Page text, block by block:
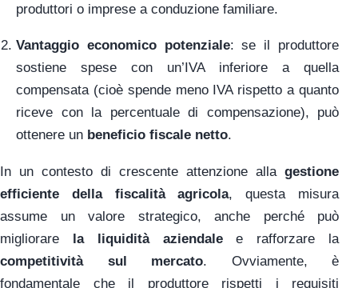
produttori o imprese a conduzione familiare.
Vantaggio economico potenziale: se il produttore
sostiene spese con un’IVA inferiore a quella
compensata (cioè spende meno IVA rispetto a quanto
riceve con la percentuale di compensazione), può
ottenere un beneficio fiscale netto.
In un contesto di crescente attenzione alla gestione
efficiente della fiscalità agricola, questa misura
assume un valore strategico, anche perché può
migliorare
la liquidità aziendalee rafforzare la
competitività sul mercato. Ovviamente, è
fondamentale che il produttore rispetti i requisiti